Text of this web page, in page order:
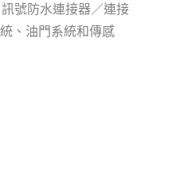
號防水連接器／連接
、油門系統和傳感